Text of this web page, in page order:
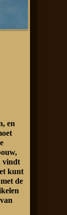
en
vindt
kunt
de